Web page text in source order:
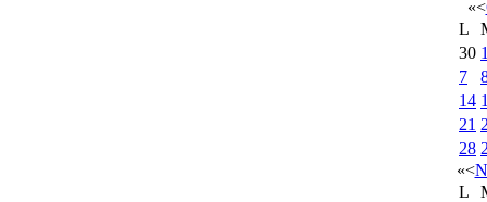
«<
L
30
7
14
21
28
«<
L